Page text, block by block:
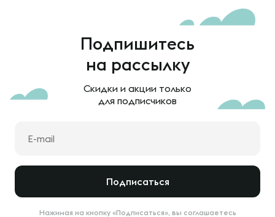
Подпишитесь
на рассылку
Скидки и акции только
для подписчиков
Подписаться
Нажимая на кнопку «Подписаться», вы соглашаетесь